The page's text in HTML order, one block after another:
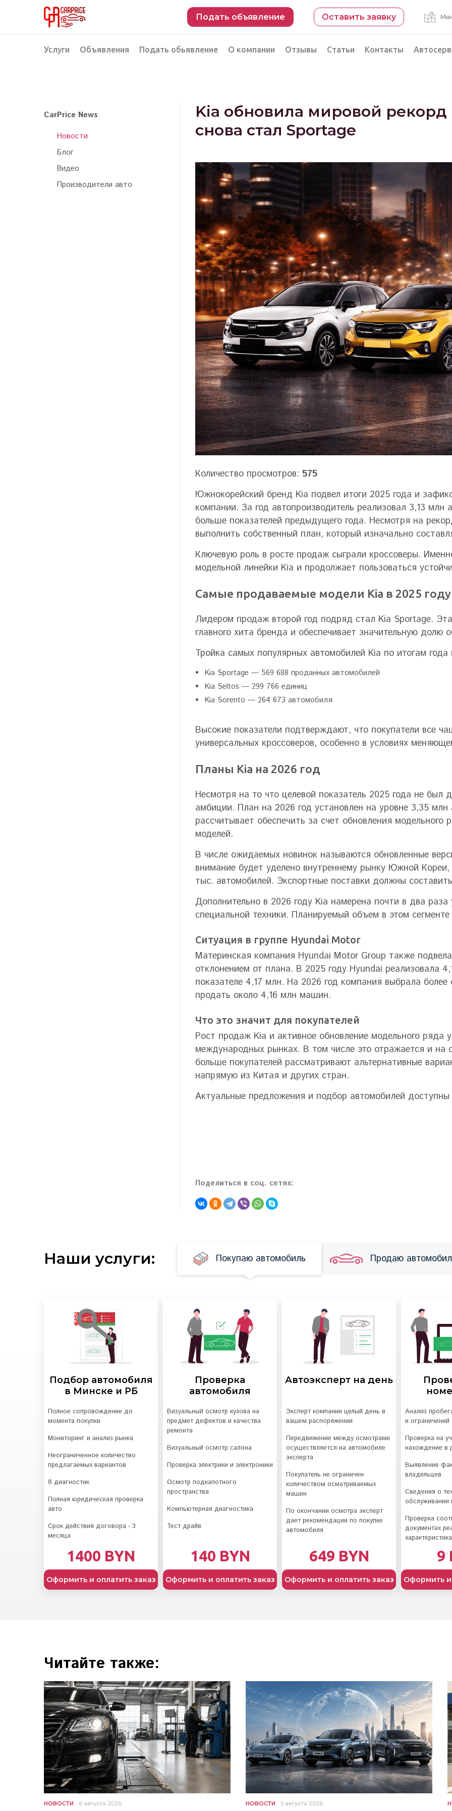
Подать объявление Оставить заявку
Услуги
Проверка автомобиля перед покупкой
Автоэксперт на день
Компьютерная диагностика
Объявления Подать обьявление О компании Отзывы Статьи Контакты
CarPrice News
Новости
Блог
Видео
Производители авто
Kia обновила мировой
снова стал Sportage
Количество просмотров: 575
Южнокорейский бренд Kia подвел итоги 2025 года и
компании. За год автопроизводитель реализовал 3,13
больше показателей предыдущего года. Несмотря на
выполнить собственный план, который изначально
Ключевую роль в росте продаж сыграли кроссоверы.
модельной линейки Kia и продолжает пользоваться
Самые продаваемые модели Kia в 2025 году
Лидером продаж второй год подряд стал Kia Sportage.
главного хита бренда и обеспечивает значительную долю
Тройка самых популярных автомобилей Kia по итогам
Kia Sportage — 569 688 проданных автомобилей
Kia Seltos — 299 766 единиц
Kia Sorento — 264 673 автомобиля
Высокие показатели подтверждают, что покупатели все
универсальных кроссоверов, особенно в условиях
Планы Kia на 2026 год
Несмотря на то что целевой показатель 2025 года не был
амбиции. План на 2026 год установлен на уровне 3,35
рассчитывает обеспечить за счет обновления
моделей.
В числе ожидаемых новинок называются обновленные
внимание будет уделено внутреннему рынку Южной
тыс. автомобилей. Экспортные поставки должны
Дополнительно в 2026 году Kia намерена почти в два
специальной техники. Планируемый объем в этом
Ситуация в группе Hyundai Motor
Материнская компания Hyundai Motor Group также
отклонением от плана. В 2025 году Hyundai реализовала
показателе 4,17 млн. На 2026 год компания выбрала
продать около 4,16 млн машин.
Что это значит для покупателей
Рост продаж Kia и активное обновление модельного ряда
международных рынках. В том числе это отражается и на
больше покупателей рассматривают альтернативные
напрямую из Китая и других стран.
Актуальные предложения и подбор автомобилей доступны
Поделиться в соц. сетях:
Наши услуги: Покупаю автомобиль Продаю
Подбор автомобиля
в Минске и РБ
Полное сопровождение до
момента покупки
Мониторинг и анализ рынка
Неограниченное количество
предлагаемых вариантов
8 диагностик
Полная юридическая проверка
авто
Срок действия договора - 3
месяца
1400 BYN
Оформить и оплатить заказ
Проверка
автомобиля
Визуальный осмотр кузова на
предмет дефектов и качества
ремонта
Визуальный осмотр салона
Проверка электрики и электроники
Осмотр подкапотного
пространства
Компьютерная диагностика
Тест драйв
140 BYN
Оформить и оплатить заказ
Автоэксперт на день
Эксперт компании целый день в
вашем распоряжении
Передвижение между осмотрами
осуществляется на автомобиле
эксперта
Покупатель не ограничен
количеством осматриваемых
машин
По окончании осмотра эксперт
дает рекомендации по покупке
автомобиля
649 BYN
Оформить и оплатить заказ
Анализ
и ограничений
Проверка на
нахождение в
Выявление
владельцев
Сведения о
обслуживании
Проверка
документах
9
Оформить и
Читайте также:
НОВОСТИ 6 августа 2026 НОВОСТИ 5 августа 2026